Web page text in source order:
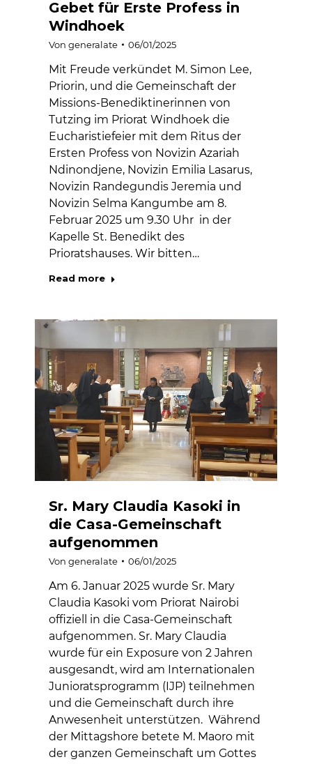
Gebet für Erste Profess in
Windhoek
Von generalate 06/01/2025
Mit Freude verkündet M. Simon Lee,
Priorin, und die Gemeinschaft der
Missions-Benediktinerinnen von
Tutzing im Priorat Windhoek die
Eucharistiefeier mit dem Ritus der
Ersten Profess von Novizin Azariah
Ndinondjene, Novizin Emilia Lasarus,
Novizin Randegundis Jeremia und
Novizin Selma Kangumbe am 8.
Februar 2025 um 9.30 Uhr in der
Kapelle St. Benedikt des
Prioratshauses. Wir bitten…
Read more
Sr. Mary Claudia Kasoki in
die Casa-Gemeinschaft
aufgenommen
Von generalate 06/01/2025
Am 6. Januar 2025 wurde Sr. Mary
Claudia Kasoki vom Priorat Nairobi
offiziell in die Casa-Gemeinschaft
aufgenommen. Sr. Mary Claudia
wurde für ein Exposure von 2 Jahren
ausgesandt, wird am Internationalen
Junioratsprogramm (IJP) teilnehmen
und die Gemeinschaft durch ihre
Anwesenheit unterstützen. Während
der Mittagshore betete M. Maoro mit
der ganzen Gemeinschaft um Gottes